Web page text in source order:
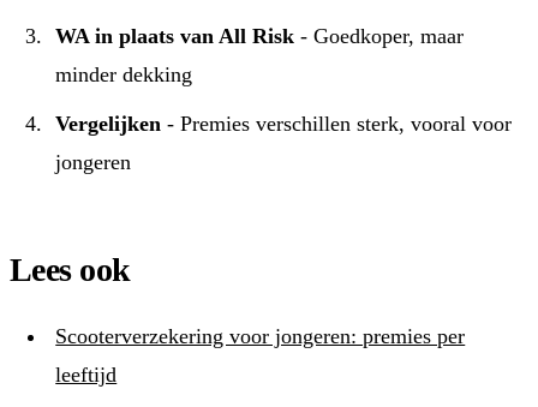
WA in plaats van All Risk - Goedkoper, maar
minder dekking
Vergelijken - Premies verschillen sterk, vooral voor
jongeren
Lees ook
Scooterverzekering voor jongeren: premies per
leeftijd